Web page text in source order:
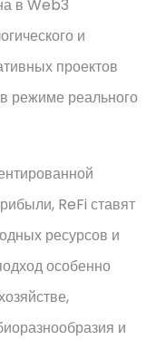
в Web3
и
проектов
режиме реального
ReFi ставят
ресурсов и
особенно
и